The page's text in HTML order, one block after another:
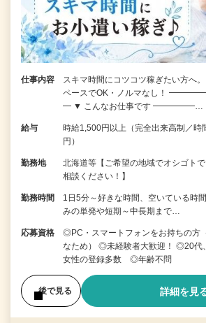
仕事内容
スキマ時間にコツコツ稼ぎたい方へ
ペースでOK・ノルマなし！
━ ▼ こんなお仕事です ━━━━━…
給与
時給1,500円以上（完全出来高制／時
円）
勤務地
北海道等【ご希望の地域でオシゴト
相談ください！】
勤務時間
1日5分～好きな時間、空いている時
みの単発や短期～中長期まで…
応募資格
◎PC・スマートフォンをお持ちの方
なため） ◎未経験者大歓迎！ ◎20代
女性の登録多数 ◎年齢不問
後で見る 詳細を見